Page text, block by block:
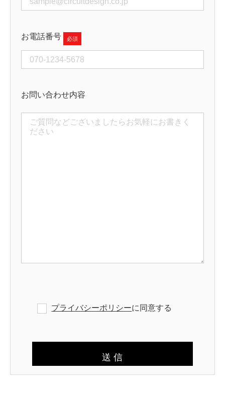
お電話番号
お問い合わせ内容
プライバシーポリシーに同意する